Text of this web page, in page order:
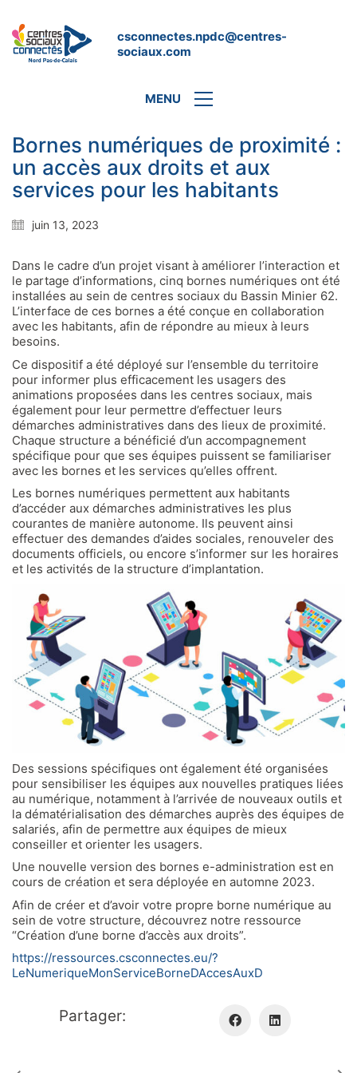
csconnectes.npdc@centres-
sociaux.com
MENU
Bornes numériques de proximité :
un accès aux droits et aux
services pour les habitants
juin 13, 2023
Dans le cadre d’un projet visant à améliorer l’interaction et
le partage d’informations, cinq bornes numériques ont été
installées au sein de centres sociaux du Bassin Minier 62.
L’interface de ces bornes a été conçue en collaboration
avec les habitants, afin de répondre au mieux à leurs
besoins.
Ce dispositif a été déployé sur l’ensemble du territoire
pour informer plus efficacement les usagers des
animations proposées dans les centres sociaux, mais
également pour leur permettre d’effectuer leurs
démarches administratives dans des lieux de proximité.
Chaque structure a bénéficié d’un accompagnement
spécifique pour que ses équipes puissent se familiariser
avec les bornes et les services qu’elles offrent.
Les bornes numériques permettent aux habitants
d’accéder aux démarches administratives les plus
courantes de manière autonome. Ils peuvent ainsi
effectuer des demandes d’aides sociales, renouveler des
documents officiels, ou encore s’informer sur les horaires
et les activités de la structure d’implantation.
Des sessions spécifiques ont également été organisées
pour sensibiliser les équipes aux nouvelles pratiques liées
au numérique, notamment à l’arrivée de nouveaux outils et
la dématérialisation des démarches auprès des équipes de
salariés, afin de permettre aux équipes de mieux
conseiller et orienter les usagers.
Une nouvelle version des bornes e-administration est en
cours de création et sera déployée en automne 2023.
Afin de créer et d’avoir votre propre borne numérique au
sein de votre structure, découvrez notre ressource
“Création d’une borne d’accès aux droits”.
https://ressources.csconnectes.eu/?
LeNumeriqueMonServiceBorneDAccesAuxD
Partager: